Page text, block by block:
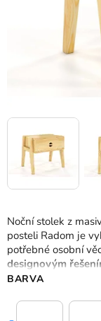
Noční stolek z
posteli Radom je
potřebné osobní
designovým
BARVA